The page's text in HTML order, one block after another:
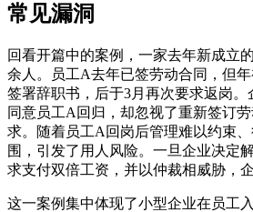
常见漏洞
回看开篇中的案例，一家去年新成立
余人。员工A去年已签劳动合同，但
签署辞职书，后于3月再次要求返岗
同意员工A回归，却忽视了重新签订
求。随着员工A回岗后管理难以约束
围，引发了用人风险。一旦企业决定
求支付双倍工资，并以仲裁相威胁，
这一案例集中体现了小型企业在员工